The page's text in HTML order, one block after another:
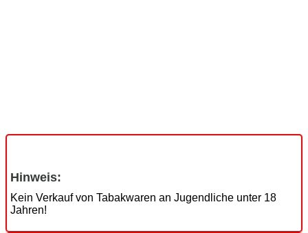
Hinweis:
Kein Verkauf von Tabakwaren an Jugendliche unter 18
Jahren!